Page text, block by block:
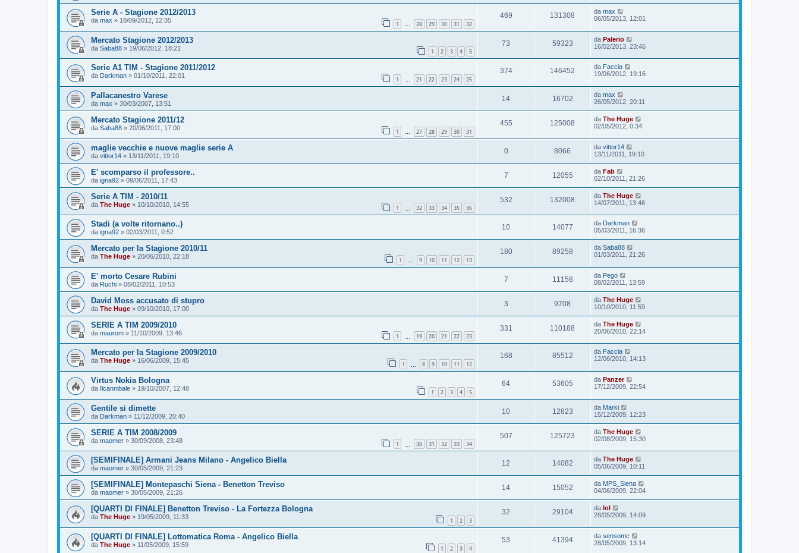
Serie A - Stagione 2012/2013
da max » 18/09/2012, 12:35 1 … 28 29 30 31 32
469 131308 da max
06/05/2013, 12:01
Mercato Stagione 2012/2013
da Saba88 » 19/06/2012, 18:21 1 2 3 4 5
73 59323 da Palerio
16/02/2013, 23:46
Serie A1 TIM - Stagione 2011/2012
da Darkman » 01/10/2011, 22:01 1 … 21 22 23 24 25
374 146452 da Faccia
19/06/2012, 19:16
Pallacanestro Varese
da max » 30/03/2007, 13:51
14 16702 da max
26/05/2012, 20:11
Mercato Stagione 2011/12
da Saba88 » 20/06/2011, 17:00 1 27 28 29 30 31
455 125008 da The Huge
02/05/2012, 0:34
maglie vecchie e nuove maglie serie A
da vittor14 » 13/11/2011, 19:10
0 8066 da vittor14
13/11/2011, 19:10
E' scomparso il professore..
da igna92 » 09/06/2011, 17:43
7 12055 da Fab
02/10/2011, 21:26
Serie A TIM - 2010/11
da The Huge » 10/10/2010, 14:55 1 32 33 34 35 36
532 132008 da The Huge
14/07/2011, 13:46
Stadi (a volte ritornano..)
da igna92 » 02/03/2011, 0:52
10 14077 da Darkman
05/03/2011, 16:36
Mercato per la Stagione 2010/11
da The Huge » 20/06/2010, 22:18 1 … 9 10 11 12 13
180 89258 da Saba88
01/03/2011, 21:26
E' morto Cesare Rubini
da Ruchi » 08/02/2011, 10:53
7 11158 da Pego
08/02/2011, 13:59
David Moss accusato di stupro
da The Huge » 09/10/2010, 17:00
3 9708 da The Huge
10/10/2010, 11:59
SERIE A TIM 2009/2010
da maurom » 11/10/2009, 13:46 1 19 20 21 22 23
331 110188 da The Huge
20/06/2010, 22:14
Mercato per la Stagione 2009/2010
da The Huge » 16/06/2009, 15:45 1 8 9 10 11 12
168 85512 da Faccia
12/06/2010, 14:13
Virtus Nokia Bologna
da Ilcannibale » 19/10/2007, 12:48 1 2 3 4 5
64 53605 da Panzer
17/12/2009, 22:54
Gentile si dimette
da Darkman » 11/12/2009, 20:40
10 12823 da Marki
15/12/2009, 12:23
SERIE A TIM 2008/2009
da maomer » 30/09/2008, 23:48 1 30 31 32 33 34
507 125723 da The Huge
02/08/2009, 15:30
[SEMIFINALE] Armani Jeans Milano - Angelico Biella
da maomer » 30/05/2009, 21:23
12 14082 da The Huge
05/06/2009, 10:11
[SEMIFINALE] Montepaschi Siena - Benetton Treviso
da maomer » 30/05/2009, 21:26
14 15052 da MPS_Siena
04/06/2009, 22:04
[QUARTI DI FINALE] Benetton Treviso - La Fortezza Bologna
da The Huge » 19/05/2009, 11:33 1 2 3
32 29104 da lol
28/05/2009, 14:09
[QUARTI DI FINALE] Lottomatica Roma - Angelico Biella
da The Huge » 11/05/2009, 15:59 1 2 3 4
53 41394 da sensomc
28/05/2009, 13:14